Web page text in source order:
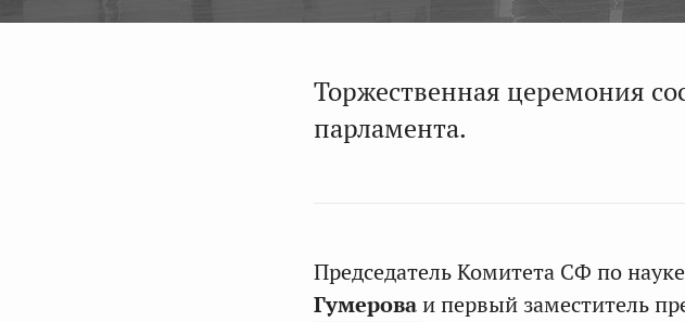
Торжественная церемония
парламента.
Председатель Комитета СФ по
Гумероваи первый заместитель